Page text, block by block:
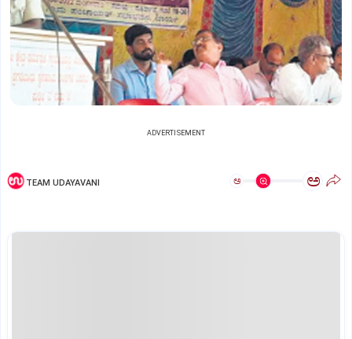
ADVERTISEMENT
TEAM UDAYAVANI ಅ ಅ